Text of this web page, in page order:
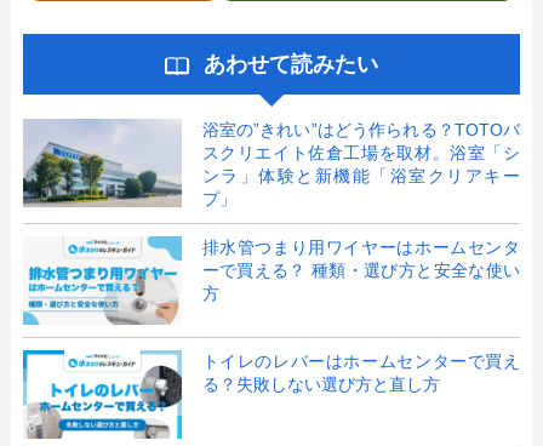
あわせて読みたい
浴室の”きれい”はどう作られる？TOTOバ
スクリエイト佐倉工場を取材。浴室「シ
ンラ」体験と新機能「浴室クリアキー
プ」
排水管つまり用ワイヤーはホームセンタ
ーで買える？ 種類・選び方と安全な使い
方
トイレのレバーはホームセンターで買え
る？失敗しない選び方と直し方